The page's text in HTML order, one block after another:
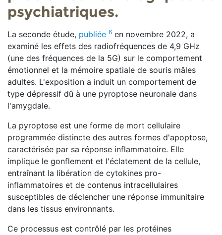
psychiatriques.
La seconde étude, publiée 6 en novembre 2022, a
examiné les effets des radiofréquences de 4,9 GHz
(une des fréquences de la 5G) sur le comportement
émotionnel et la mémoire spatiale de souris mâles
adultes. L'exposition a induit un comportement de
type dépressif dû à une pyroptose neuronale dans
l'amygdale.
La pyroptose est une forme de mort cellulaire
programmée distincte des autres formes d'apoptose,
caractérisée par sa réponse inflammatoire. Elle
implique le gonflement et l'éclatement de la cellule,
entraînant la libération de cytokines pro-
inflammatoires et de contenus intracellulaires
susceptibles de déclencher une réponse immunitaire
dans les tissus environnants.
Ce processus est contrôlé par les protéines